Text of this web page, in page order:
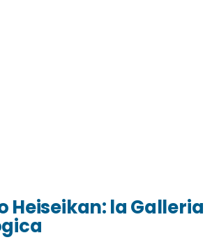
Heiseikan: la Galleria